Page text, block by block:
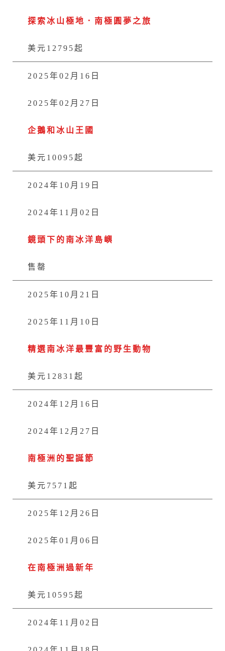
探索冰山極地．南極圓夢之旅
美元12795起
2025年02月16日
2025年02月27日
企鵝和冰山王國
美元10095起
2024年10月19日
2024年11月02日
鏡頭下的南冰洋島嶼
售罄
2025年10月21日
2025年11月10日
精選南冰洋最豐富的野生動物
美元12831起
2024年12月16日
2024年12月27日
南極洲的聖誕節
美元7571起
2025年12月26日
2025年01月06日
在南極洲過新年
美元10595起
2024年11月02日